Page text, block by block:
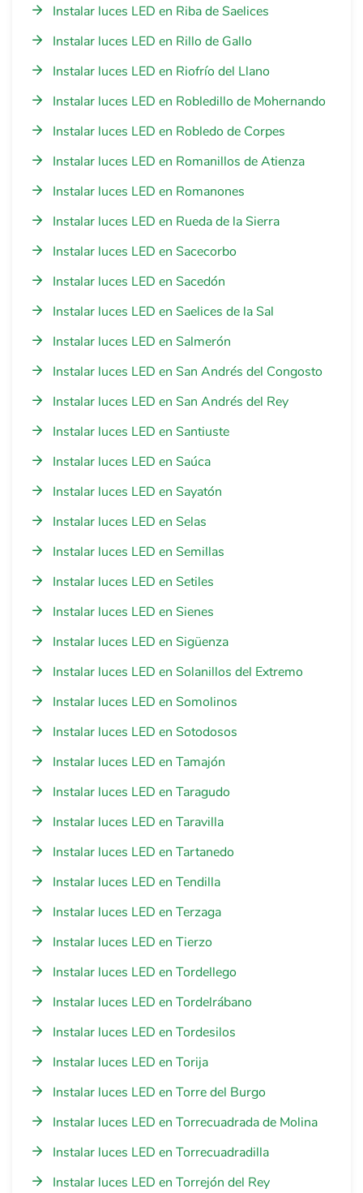
Instalar luces LED en Riba de Saelices
Instalar luces LED en Rillo de Gallo
Instalar luces LED en Riofrío del Llano
Instalar luces LED en Robledillo de Mohernando
Instalar luces LED en Robledo de Corpes
Instalar luces LED en Romanillos de Atienza
Instalar luces LED en Romanones
Instalar luces LED en Rueda de la Sierra
Instalar luces LED en Sacecorbo
Instalar luces LED en Sacedón
Instalar luces LED en Saelices de la Sal
Instalar luces LED en Salmerón
Instalar luces LED en San Andrés del Congosto
Instalar luces LED en San Andrés del Rey
Instalar luces LED en Santiuste
Instalar luces LED en Saúca
Instalar luces LED en Sayatón
Instalar luces LED en Selas
Instalar luces LED en Semillas
Instalar luces LED en Setiles
Instalar luces LED en Sienes
Instalar luces LED en Sigüenza
Instalar luces LED en Solanillos del Extremo
Instalar luces LED en Somolinos
Instalar luces LED en Sotodosos
Instalar luces LED en Tamajón
Instalar luces LED en Taragudo
Instalar luces LED en Taravilla
Instalar luces LED en Tartanedo
Instalar luces LED en Tendilla
Instalar luces LED en Terzaga
Instalar luces LED en Tierzo
Instalar luces LED en Tordellego
Instalar luces LED en Tordelrábano
Instalar luces LED en Tordesilos
Instalar luces LED en Torija
Instalar luces LED en Torre del Burgo
Instalar luces LED en Torrecuadrada de Molina
Instalar luces LED en Torrecuadradilla
Instalar luces LED en Torrejón del Rey